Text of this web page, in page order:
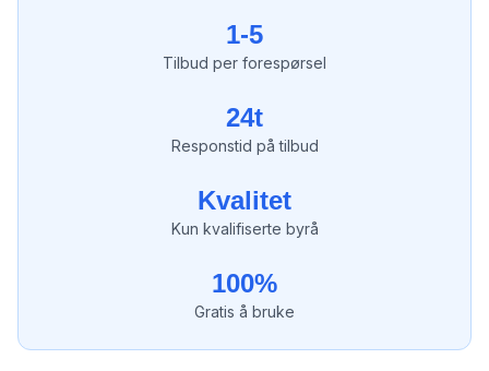
1-5
Tilbud per forespørsel
24t
Responstid på tilbud
Kvalitet
Kun kvalifiserte byrå
100%
Gratis å bruke